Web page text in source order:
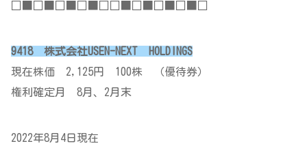
9418 株式会社USEN-NEXT HOLDINGS
現在株価 2,125円 100株 （優待券）
権利確定月 8月、2月末
2022年8月4日現在